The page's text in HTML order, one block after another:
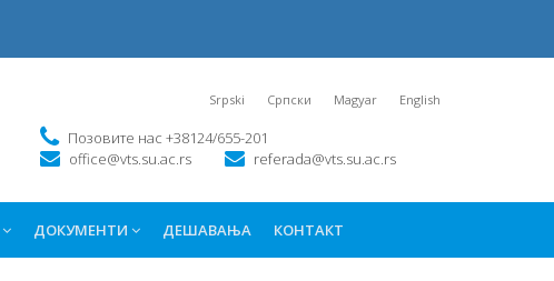
Srpski Српски Magyar English
Позовите нас +38124/655-201
office@vts.su.ac.rs
referada@vts.su.ac.rs
ДОКУМЕНТИ ДЕШАВАЊА КОНТАКТ